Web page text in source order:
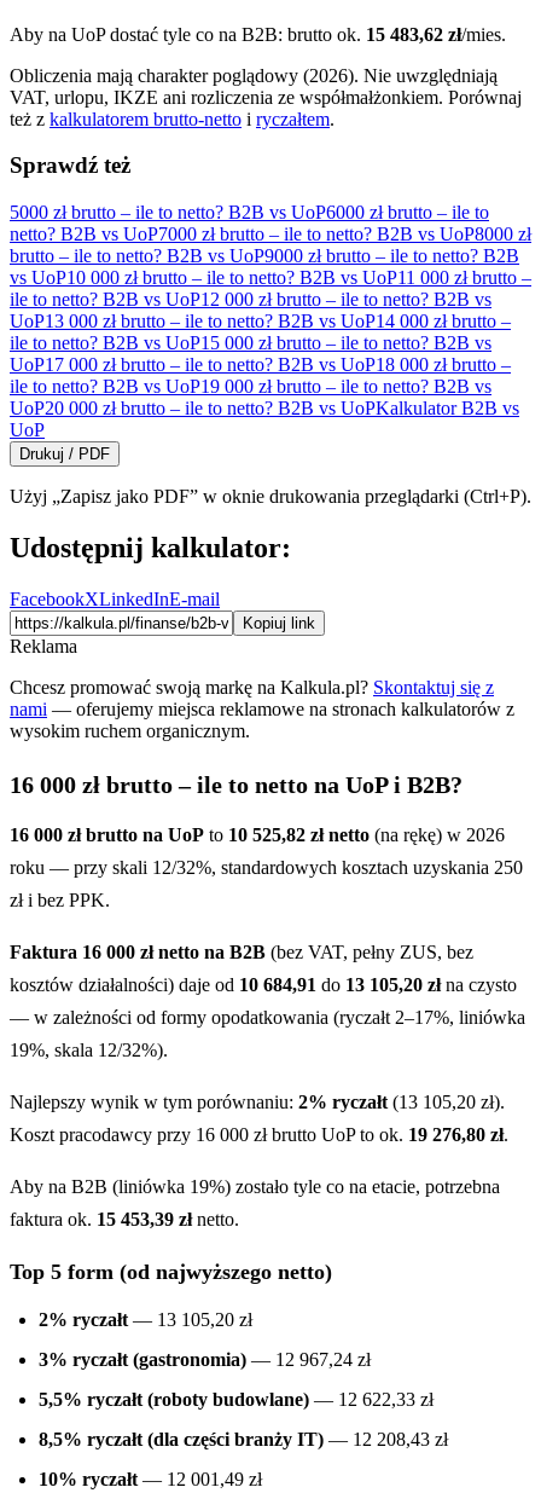
Aby na UoP dostać tyle co na B2B: brutto ok. 15 483,62 zł/mies.
Obliczenia mają charakter poglądowy (2026). Nie uwzględniają
VAT, urlopu, IKZE ani rozliczenia ze współmałżonkiem. Porównaj
też z kalkulatorem brutto-netto i ryczałtem.
Sprawdź też
5000 zł brutto – ile to netto? B2B vs UoP6000 zł brutto – ile to
netto? B2B vs UoP7000 zł brutto – ile to netto? B2B vs UoP8000 zł
brutto – ile to netto? B2B vs UoP9000 zł brutto – ile to netto? B2B
vs UoP10 000 zł brutto – ile to netto? B2B vs UoP11 000 zł brutto –
ile to netto? B2B vs UoP12 000 zł brutto – ile to netto? B2B vs
UoP13 000 zł brutto – ile to netto? B2B vs UoP14 000 zł brutto –
ile to netto? B2B vs UoP15 000 zł brutto – ile to netto? B2B vs
UoP17 000 zł brutto – ile to netto? B2B vs UoP18 000 zł brutto –
ile to netto? B2B vs UoP19 000 zł brutto – ile to netto? B2B vs
UoP20 000 zł brutto – ile to netto? B2B vs UoPKalkulator B2B vs
UoP
Drukuj / PDF
Użyj „Zapisz jako PDF” w oknie drukowania przeglądarki (Ctrl+P).
Udostępnij kalkulator:
FacebookXLinkedInE-mail
Kopiuj link
Reklama
Chcesz promować swoją markę na Kalkula.pl? Skontaktuj się z
nami — oferujemy miejsca reklamowe na stronach kalkulatorów z
wysokim ruchem organicznym.
16 000 zł brutto – ile to netto na UoP i B2B?
16 000 zł brutto na UoP to 10 525,82 zł netto (na rękę) w 2026
roku — przy skali 12/32%, standardowych kosztach uzyskania 250
zł i bez PPK.
Faktura 16 000 zł netto na B2B (bez VAT, pełny ZUS, bez
kosztów działalności) daje od 10 684,91 do 13 105,20 złna czysto
— w zależności od formy opodatkowania (ryczałt 2–17%, liniówka
19%, skala 12/32%).
Najlepszy wynik w tym porównaniu: 2% ryczałt (13 105,20 zł).
Koszt pracodawcy przy 16 000 zł brutto UoP to ok. 19 276,80 zł.
Aby na B2B (liniówka 19%) zostało tyle co na etacie, potrzebna
faktura ok. 15 453,39 złnetto.
Top 5 form (od najwyższego netto)
2% ryczałt — 13 105,20 zł
3% ryczałt (gastronomia) — 12 967,24 zł
5,5% ryczałt (roboty budowlane) — 12 622,33 zł
8,5% ryczałt (dla części branży IT) — 12 208,43 zł
10% ryczałt — 12 001,49 zł